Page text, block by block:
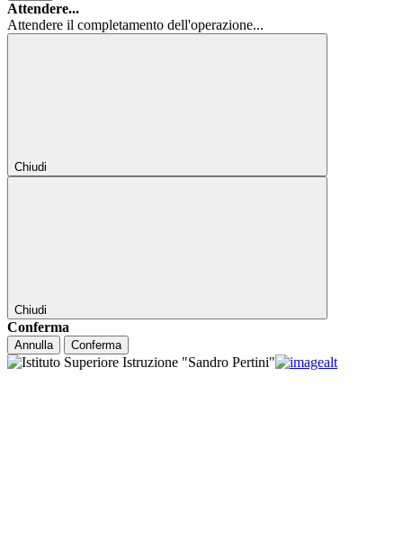
Attendere...
Attendere il completamento dell'operazione...
Chiudi
Chiudi
Conferma
Annulla Conferma